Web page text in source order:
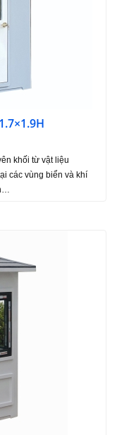
khối từ vật liệu
các vùng biển và khí